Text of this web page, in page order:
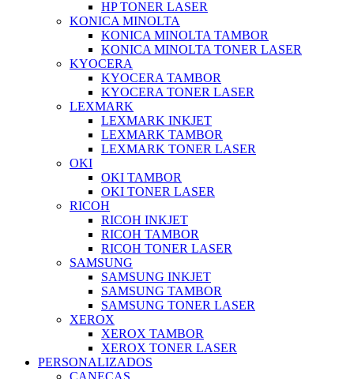
HP TONER LASER
KONICA MINOLTA
KONICA MINOLTA TAMBOR
KONICA MINOLTA TONER LASER
KYOCERA
KYOCERA TAMBOR
KYOCERA TONER LASER
LEXMARK
LEXMARK INKJET
LEXMARK TAMBOR
LEXMARK TONER LASER
OKI
OKI TAMBOR
OKI TONER LASER
RICOH
RICOH INKJET
RICOH TAMBOR
RICOH TONER LASER
SAMSUNG
SAMSUNG INKJET
SAMSUNG TAMBOR
SAMSUNG TONER LASER
XEROX
XEROX TAMBOR
XEROX TONER LASER
PERSONALIZADOS
CANECAS